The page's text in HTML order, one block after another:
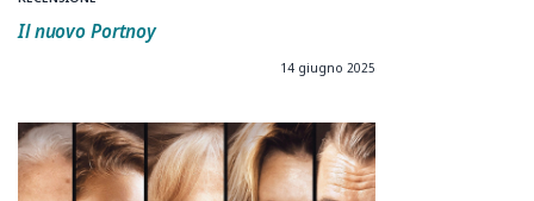
Il nuovo Portnoy
14 giugno 2025